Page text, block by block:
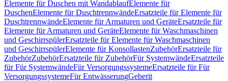
Elemente für Duschen mit WandablaufElemente für
DuschenElemente für DuschtrennwändeErsatzteile für Elemente für
DuschtrennwändeElemente für Armaturen und GeräteErsatzteile für
Elemente für Armaturen und GeräteElemente für Waschmaschinen
und GeschirrspülerErsatzteile für Elemente für Waschmaschinen
und GeschirrspülerElemente für KonsollastenZubehörErsatzteile für
ZubehörZubehörErsatzteile für ZubehörFür SystemwändeErsatzteile
für Für SystemwändeFür VersorgungssystemeErsatzteile für Für
VersorgungssystemeFür EntwässerungGeberit